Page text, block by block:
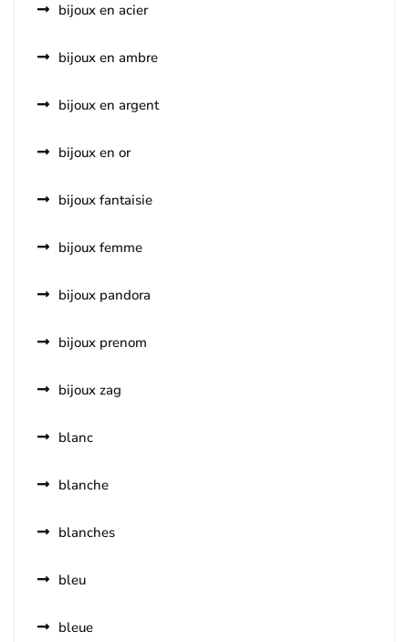
bijoux en acier
bijoux en ambre
bijoux en argent
bijoux en or
bijoux fantaisie
bijoux femme
bijoux pandora
bijoux prenom
bijoux zag
blanc
blanche
blanches
bleu
bleue